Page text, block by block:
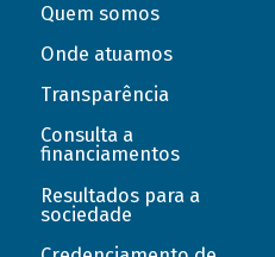
Quem somos
Onde atuamos
Transparência
Consulta a
financiamentos
Resultados para a
sociedade